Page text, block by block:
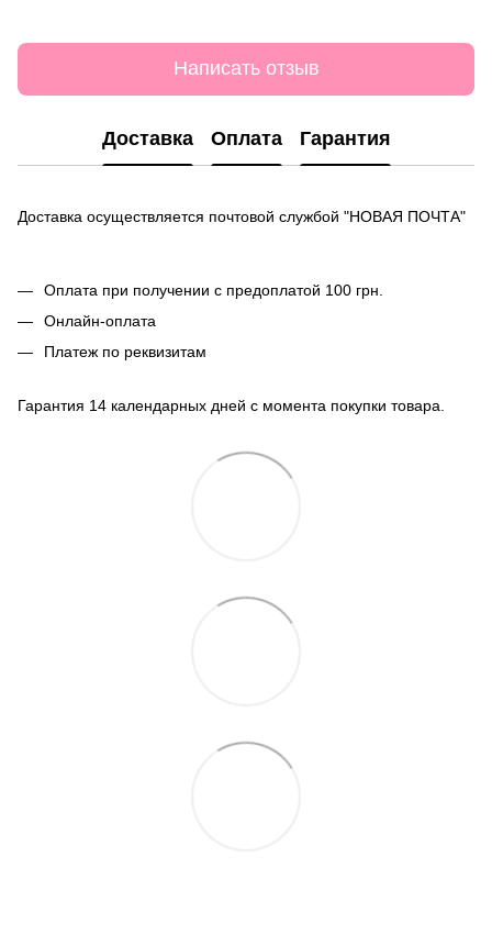
Написать отзыв
Доставка Оплата Гарантия
Доставка осуществляется почтовой службой "НОВАЯ ПОЧТА"
Оплата при получении с предоплатой 100 грн.
Онлайн-оплата
Платеж по реквизитам
Гарантия 14 календарных дней с момента покупки товара.